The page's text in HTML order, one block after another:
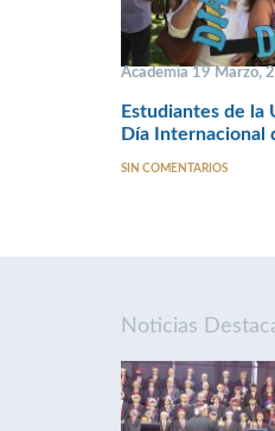
Academia 19 Marzo,
Estudiantes de la
Día Internacional
SIN COMENTARIOS
Noticias